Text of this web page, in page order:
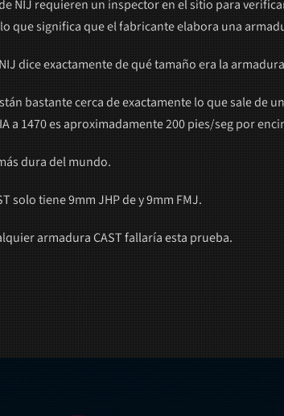
NIJ requieren un inspector en el sitio para
que significa que el fabricante elabora una
dice exactamente de qué tamaño era la
bastante cerca de exactamente lo que sale de
1470 es aproximadamente 200 pies/seg por
dura del mundo.
solo tiene 9mm JHP de y 9mm FMJ.
armadura CAST fallaría esta prueba.